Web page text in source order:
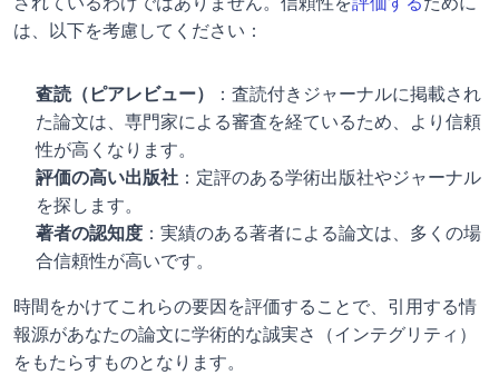
は、以下を考慮してください：
査読（ピアレビュー）
：査読付きジャーナルに掲載され
た論文は、専門家による審査を経ているため、より信頼
性が高くなります。
評価の高い出版社 ：定評のある学術出版社やジャーナル
を探します。
著者の認知度 ：実績のある著者による論文は、多くの場
合信頼性が高いです。
時間をかけてこれらの要因を評価することで、引用する情
報源があなたの論文に学術的な誠実さ（インテグリティ）
をもたらすものとなります。